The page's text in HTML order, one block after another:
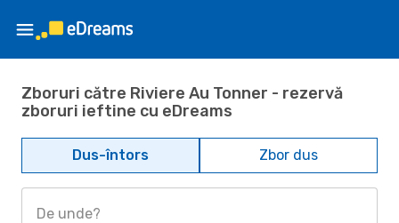
Zboruri către Riviere Au Tonner - rezervă
zboruri ieftine cu eDreams
Dus-întors Zbor dus
De unde?